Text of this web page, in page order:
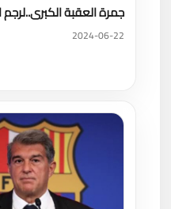
جمرة العقبة
2024-06-22